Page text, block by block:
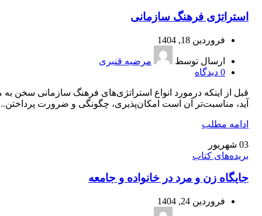
استراتژی فرهنگ سازمانی
فروردین 18, 1404
ارسال توسط
مرضیه قنبری
0 دیدگاه
قبل از اینکه درمورد انواع استراتژی‌های فرهنگ سازمانی سخن به
آید، مناسبت‌تر آن است امکان‌پذیری، چگونگی و ضرورت
ادامه مطلب
03 شهریور
بریده‌های کتاب
جايگاه زن و مرد در خانواده و جامعه
فروردین 24, 1404